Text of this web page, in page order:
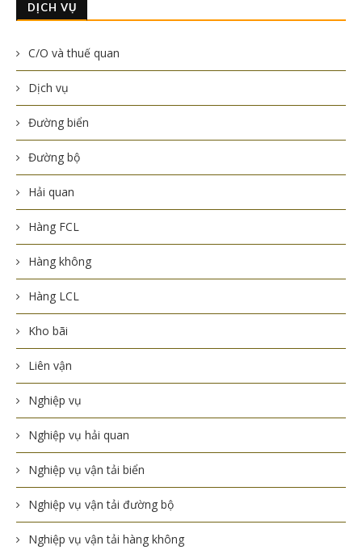
DỊCH VỤ
C/O và thuế quan
Dịch vụ
Đường biển
Đường bộ
Hải quan
Hàng FCL
Hàng không
Hàng LCL
Kho bãi
Liên vận
Nghiệp vụ
Nghiệp vụ hải quan
Nghiệp vụ vận tải biển
Nghiệp vụ vận tải đường bộ
Nghiệp vụ vận tải hàng không